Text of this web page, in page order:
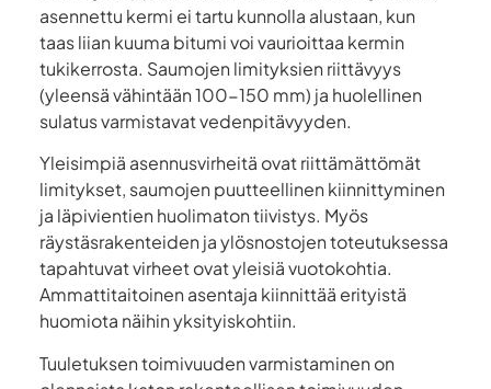
asennettu kermi ei tartu kunnolla alustaan, kun
taas liian kuuma bitumi voi vaurioittaa kermin
tukikerrosta. Saumojen limityksien riittävyys
(yleensä vähintään 100-150 mm) ja huolellinen
sulatus varmistavat vedenpitävyyden.
Yleisimpiä asennusvirheitä ovat riittämättömät
limitykset, saumojen puutteellinen kiinnittyminen
ja läpivientien huolimaton tiivistys. Myös
räystäsrakenteiden ja ylösnostojen toteutuksessa
tapahtuvat virheet ovat yleisiä vuotokohtia.
Ammattitaitoinen asentaja kiinnittää erityistä
huomiota näihin yksityiskohtiin.
Tuuletuksen toimivuuden varmistaminen on